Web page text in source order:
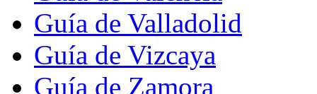
Guía de Valladolid
Guía de Vizcaya
Guía de Zamora